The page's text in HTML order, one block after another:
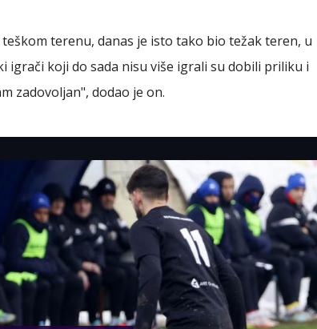
terenu, danas je isto tako bio težak teren, u
igrači koji do sada nisu više igrali su dobili priliku i
zadovoljan", dodao je on.